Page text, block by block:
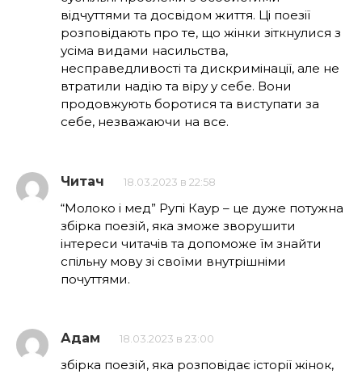
відчуттями та досвідом життя. Ці поезії
розповідають про те, що жінки зіткнулися з
усіма видами насильства,
несправедливості та дискримінації, але не
втратили надію та віру у себе. Вони
продовжують боротися та виступати за
себе, незважаючи на все.
Читач 18.03.2023 в 22:58
“Молоко і мед” Рупі Каур – це дуже потужна
збірка поезій, яка зможе зворушити
інтереси читачів та допоможе їм знайти
спільну мову зі своїми внутрішніми
почуттями.
Адам 18.03.2023 в 23:00
збірка поезій, яка розповідає історії жінок,